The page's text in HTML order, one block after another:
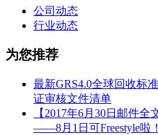
公司动态
行业动态
为您推荐
最新GRS4.0全球回收标准
证审核文件清单
【2017年6月30日邮件
——8月1日可Freestyle啦！